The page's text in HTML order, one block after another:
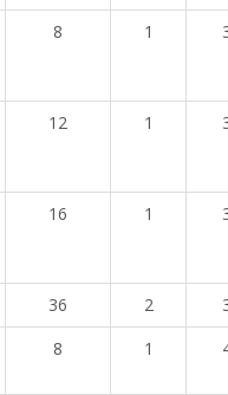
8 1
12 1
16 1
36 2
8 1